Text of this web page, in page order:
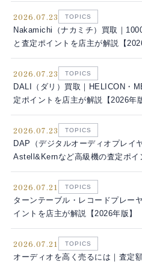
2026.07.23 TOPICS
Nakamichi（ナカミチ）買取｜
と査定ポイントを店主が解説【
2026.07.23 TOPICS
DALI（ダリ）買取｜HELICON・
定ポイントを店主が解説【2026年
2026.07.23 TOPICS
DAP（デジタルオーディオプレイ
Astell&Kernなど高級機の査定ポイ
2026.07.21 TOPICS
ターンテーブル・レコードプレー
イントを店主が解説【2026年版】
2026.07.21 TOPICS
オーディオを高く売るには｜査定